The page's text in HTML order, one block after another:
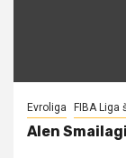
Evroliga FIBA Liga
Alen